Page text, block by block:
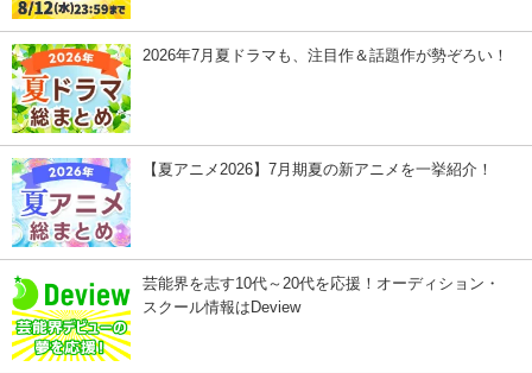
2026年7月夏ドラマも、注目作＆話題作が勢ぞろい！
【夏アニメ2026】7月期夏の新アニメを一挙紹介！
芸能界を志す10代～20代を応援！オーディション・
スクール情報はDeview